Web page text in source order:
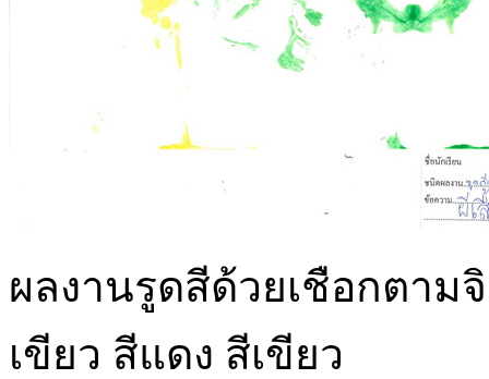
ผลงานรูดสีด้วยเชือกตาม
เขียว สีแดง สีเขียว